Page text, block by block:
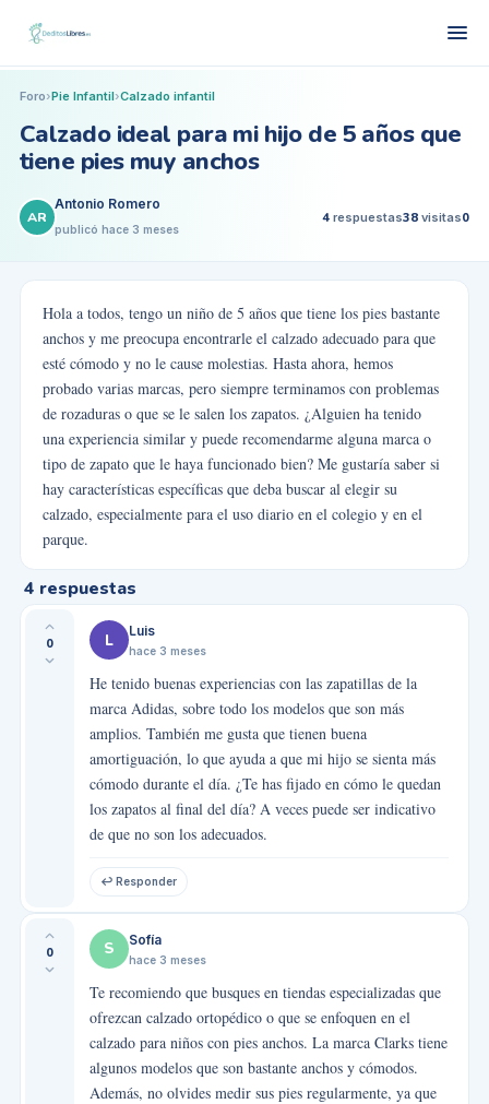
Foro›Pie Infantil›Calzado infantil
Calzado ideal para mi hijo de 5 años que
tiene pies muy anchos
AR
Antonio Romero
publicó hace 3 meses
4 respuestas38 visitas0
Hola a todos, tengo un niño de 5 años que tiene los pies bastante
anchos y me preocupa encontrarle el calzado adecuado para que
esté cómodo y no le cause molestias. Hasta ahora, hemos
probado varias marcas, pero siempre terminamos con problemas
de rozaduras o que se le salen los zapatos. ¿Alguien ha tenido
una experiencia similar y puede recomendarme alguna marca o
tipo de zapato que le haya funcionado bien? Me gustaría saber si
hay características específicas que deba buscar al elegir su
calzado, especialmente para el uso diario en el colegio y en el
parque.
4 respuestas
0 L Luis
hace 3 meses
He tenido buenas experiencias con las zapatillas de la
marca Adidas, sobre todo los modelos que son más
amplios. También me gusta que tienen buena
amortiguación, lo que ayuda a que mi hijo se sienta más
cómodo durante el día. ¿Te has fijado en cómo le quedan
los zapatos al final del día? A veces puede ser indicativo
de que no son los adecuados.
↩ Responder
0 S Sofía
hace 3 meses
Te recomiendo que busques en tiendas especializadas que
ofrezcan calzado ortopédico o que se enfoquen en el
calzado para niños con pies anchos. La marca Clarks tiene
algunos modelos que son bastante anchos y cómodos.
Además, no olvides medir sus pies regularmente, ya que